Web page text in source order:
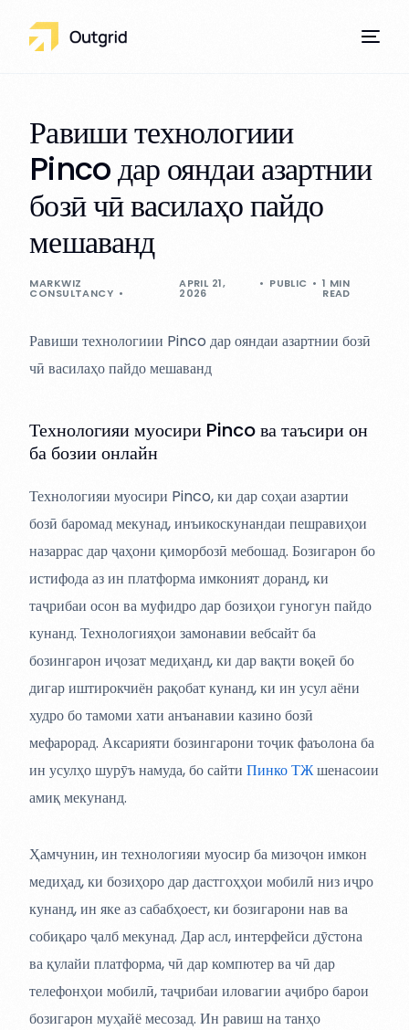
Равиши технологиии
Pinco дар ояндаи азартнии
бозӣ чӣ василаҳо пайдо
мешаванд
MARKWIZ
CONSULTANCY
APRIL 21,
2026
PUBLIC 1 MIN
READ
Равиши технологиии Pinco дар ояндаи азартнии бозӣ
чӣ василаҳо пайдо мешаванд
Технологияи муосири Pinco ва таъсири он
ба бозии онлайн
Технологияи муосири Pinco, ки дар соҳаи азартии
бозӣ баромад мекунад, инъикоскунандаи пешравиҳои
назаррас дар ҷаҳони қиморбозӣ мебошад. Бозигарон бо
истифода аз ин платформа имконият доранд, ки
таҷрибаи осон ва муфидро дар бозиҳои гуногун пайдо
кунанд. Технологияҳои замонавии вебсайт ба
бозингарон иҷозат медиҳанд, ки дар вақти воқеӣ бо
дигар иштирокчиён рақобат кунанд, ки ин усул аёни
худро бо тамоми хати анъанавии казино бозӣ
мефарорад. Аксарияти бозингарони тоҷик фаъолона ба
ин усулҳо шурӯъ намуда, бо сайтиПинко ТЖшенасоии
амиқ мекунанд.
Ҳамчунин, ин технологияи муосир ба мизоҷон имкон
медиҳад, ки бозиҳоро дар дастгоҳҳои мобилӣ низ иҷро
кунанд, ин яке аз сабабҳоест, ки бозигарони нав ва
собиқаро ҷалб мекунад. Дар асл, интерфейси дӯстона
ва қулайи платформа, чӣ дар компютер ва чӣ дар
телефонҳои мобилӣ, таҷрибаи иловагии аҷибро барои
бозигарон муҳайё месозад. Ин равиш на танҳо
Our Services